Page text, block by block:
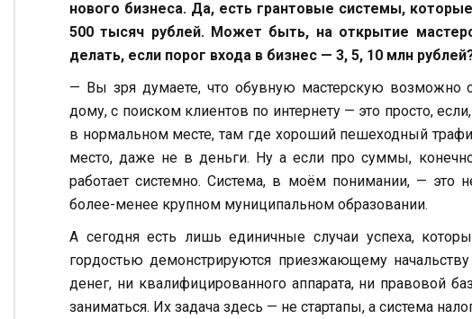
нового бизнеса. Да, есть грантовые системы,
500 тысяч рублей. Может быть, на открытие
делать, если порог входа в бизнес — 3, 5, 10 млн
— Вы зря думаете, что обувную мастерскую возможно
дому, с поиском клиентов по интернету — это просто,
в нормальном месте, там где хороший пешеходный
место, даже не в деньги. Ну а если про суммы,
работает системно. Система, в моём понимании, — это
более-менее крупном муниципальном образовании.
А сегодня есть лишь единичные случаи успеха,
гордостью демонстрируются приезжающему
денег, ни квалифицированного аппарата, ни
заниматься. Их задача здесь — не стартапы, а система